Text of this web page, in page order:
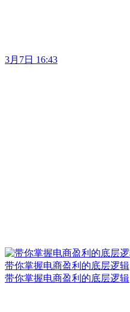
3月7日 16:43
带你掌握电商盈利的底层逻辑
带你掌握电商盈利的底层逻辑